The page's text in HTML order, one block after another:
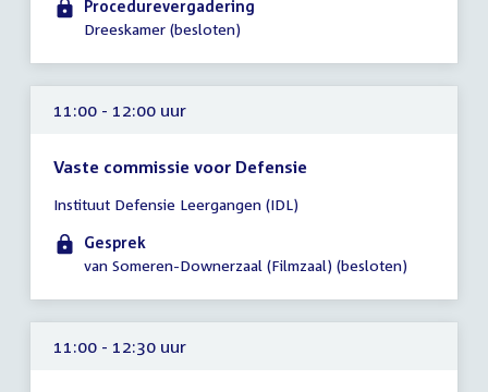
-
uur
Procedurevergadering
Dreeskamer (besloten)
11:00 - 12:00 uur
Vaste commissie voor Defensie
vergadering
11:00
-
uur
Instituut Defensie Leergangen (IDL)
Gesprek
van Someren-Downerzaal (Filmzaal) (besloten)
11:00 - 12:30 uur